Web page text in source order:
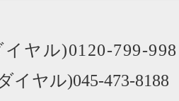
ヤル)0120-799-998
イヤル)045‐473-8188